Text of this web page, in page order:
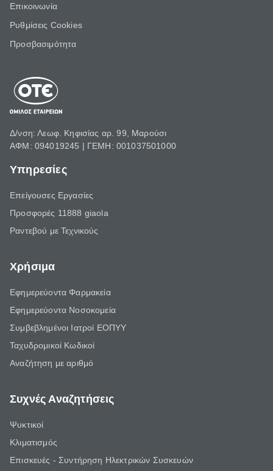
Επικοινωνία
Ρυθμίσεις Cookies
Προσβασιμότητα
Δ/νση: Λεωφ. Κηφισίας αρ. 99, Μαρούσι
ΑΦΜ: 094019245 | ΓΕΜΗ: 001037501000
Υπηρεσίες
Επείγουσες Εργασίες
Προσφορές 11888 giaola
Ραντεβού με Τεχνικούς
Χρήσιμα
Εφημερεύοντα Φαρμακεία
Εφημερεύοντα Νοσοκομεία
Συμβεβλημένοι Ιατροί ΕΟΠΥΥ
Ταχυδρομικοί Κωδικοί
Αναζήτηση με αριθμό
Συχνές Αναζητήσεις
Ψυκτικοί
Κλιματισμός
Επισκευές - Συντήρηση Ηλεκτρικών Συσκευών